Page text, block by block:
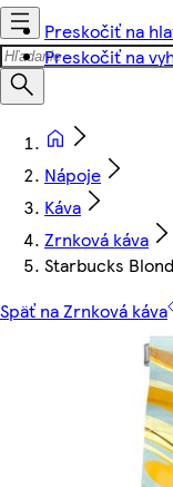
Preskočiť na
Preskočiť na
Nápoje
Káva
Zrnková káva
Starbucks
Späť na Zrnková káva